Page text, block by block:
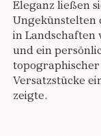
Eleganz ließen
Ungekünstelten
in Landschaften
und ein
Versatzstücke
zeigte.